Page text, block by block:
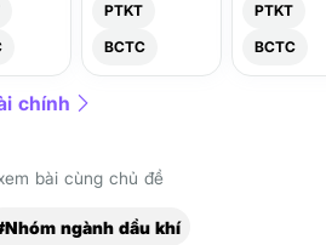
PTKT
BCTC
PTKT
BCTC
chính
bài cùng chủ đề
ngành dầu khí